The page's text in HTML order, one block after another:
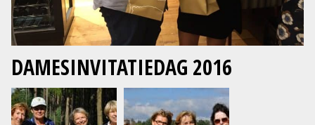
DAMESINVITATIEDAG 2016